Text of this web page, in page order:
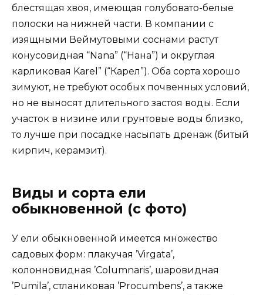
блестящая хвоя, имеющая голубовато-белые
полоски на нижней части. В компании с
изящными Веймутовыми соснами растут
конусовидная “Nana” (“Нана”) и округлая
карликовая Karel” (“Карел”). Оба сорта хорошо
зимуют, не требуют особых почвенных условий,
но не выносят длительного застоя воды. Если
участок в низине или грунтовые воды близко,
то лучше при посадке насыпать дренаж (битый
кирпич, керамзит).
Виды и сорта ели
обыкновенной (с фото)
У ели обыкновенной имеется множество
садовых форм: плакучая ’Virgata’,
колонновидная ’Columnaris’, шаровидная
’Pumila’, стланиковая ’Procumbens’, а также